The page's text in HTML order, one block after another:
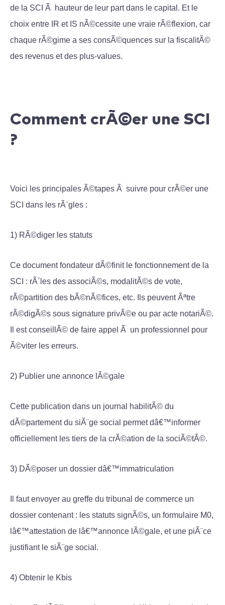
de la SCI Ã hauteur de leur part dans le capital. Et le
choix entre IR et IS nÃ©cessite une vraie rÃ©flexion, car
chaque rÃ©gime a ses consÃ©quences sur la fiscalitÃ©
des revenus et des plus-values.
Comment crÃ©er une SCI
?
Voici les principales Ã©tapes Ã suivre pour crÃ©er une
SCI dans les rÃ¨gles :
1) RÃ©diger les statuts
Ce document fondateur dÃ©finit le fonctionnement de la
SCI : rÃ´les des associÃ©s, modalitÃ©s de vote,
rÃ©partition des bÃ©nÃ©fices, etc. Ils peuvent Ãªtre
rÃ©digÃ©s sous signature privÃ©e ou par acte notariÃ©.
Il est conseillÃ© de faire appel Ã un professionnel pour
Ã©viter les erreurs.
2) Publier une annonce lÃ©gale
Cette publication dans un journal habilitÃ© du
dÃ©partement du siÃ¨ge social permet dâ€™informer
officiellement les tiers de la crÃ©ation de la sociÃ©tÃ©.
3) DÃ©poser un dossier dâ€™immatriculation
Il faut envoyer au greffe du tribunal de commerce un
dossier contenant : les statuts signÃ©s, un formulaire M0,
lâ€™attestation de lâ€™annonce lÃ©gale, et une piÃ¨ce
justifiant le siÃ¨ge social.
4) Obtenir le Kbis